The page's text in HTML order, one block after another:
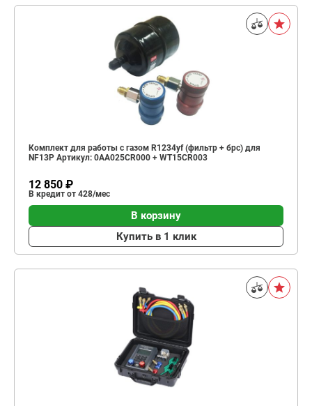
Комплект для работы с газом R1234yf (фильтр + брс) для
NF13P Артикул: 0AA025CR000 + WT15CR003
12 850 ₽
В кредит от 428/мес
В корзину
Купить в 1 клик